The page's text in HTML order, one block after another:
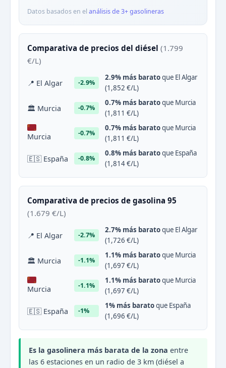
Datos basados en el análisis de 3+ gasolineras
Comparativa de precios del diésel (1.799
€/L)
📍 El Algar -2.9%
2.9% más baratoque El Algar
(1,852 €/L)
🏛 Murcia -0.7%
0.7% más baratoque Murcia
(1,811 €/L)
Murcia -0.7%
0.7% más baratoque Murcia
(1,811 €/L)
🇪🇸 España -0.8%
0.8% más baratoque España
(1,814 €/L)
Comparativa de precios de gasolina 95
(1.679 €/L)
📍 El Algar -2.7%
2.7% más baratoque El Algar
(1,726 €/L)
🏛 Murcia -1.1%
1.1% más baratoque Murcia
(1,697 €/L)
Murcia -1.1%
1.1% más baratoque Murcia
(1,697 €/L)
🇪🇸 España -1%
1% más baratoque España
(1,696 €/L)
Es la gasolinera más barata de la zona entre
las 6 estaciones en un radio de 3 km (diésel a